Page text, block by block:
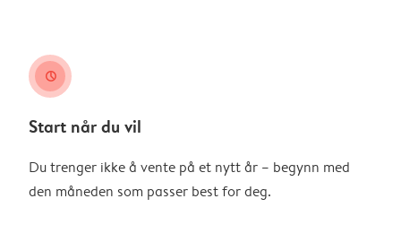
clock
Start når du vil
Du trenger ikke å vente på et nytt år – begynn med
den måneden som passer best for deg.